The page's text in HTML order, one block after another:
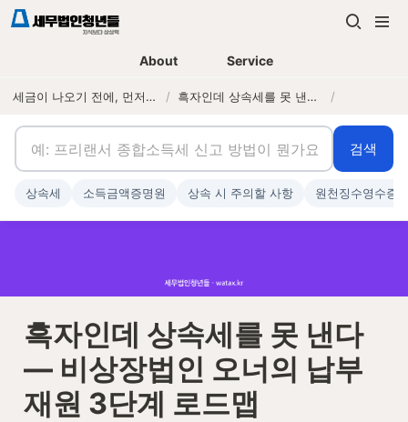
About Service
세금이 나오기 전에, 먼저 연락하는 세무법인 / 흑자인데 상속세를 못 낸다 — 비상장법인 오너의 납부재원 3단계 로드맵 /
흑자인데 상속세를 못 낸다
— 비상장법인 오너의 납부
재원 3단계 로드맵
검색
상속세 소득금액증명원 상속 시 주의할 사항 원천징수영수증